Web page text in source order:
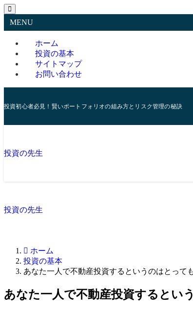
MENU
ホーム
投資の基本
サイトマップ
お問い合わせ
投資初心者必見！賢いポートフォリオの組み方とリスク管理の秘訣
投資の先生
投資の先生
ホーム
投資の基本
あなた一人で不動産投資するというのはとって
あなた一人で不動産投資するとい